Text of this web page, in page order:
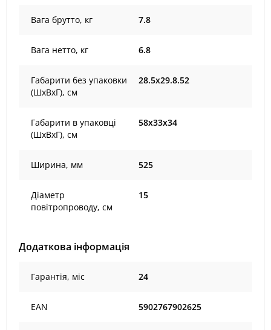
Вага брутто, кг 7.8
Вага нетто, кг 6.8
Габарити без упаковки
(ШхВхГ), cм
28.5х29.8.52
Габарити в упаковці
(ШхВхГ), cм
58х33х34
Ширина, мм 525
Діаметр
повітропроводу, см
15
Додаткова інформація
Гарантія, міс 24
EAN 5902767902625